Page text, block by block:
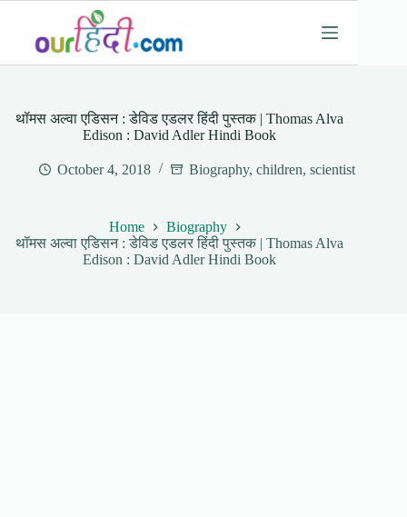
content
थॉमस अल्वा एडिसन : डेविड एडलर हिंदी पुस्तक | Thomas Alva
Edison : David Adler Hindi Book
October 4, 2018 Biography,children,scientist
Home
Biography
थॉमस अल्वा एडिसन : डेविड एडलर हिंदी पुस्तक | Thomas Alva
Edison : David Adler Hindi Book